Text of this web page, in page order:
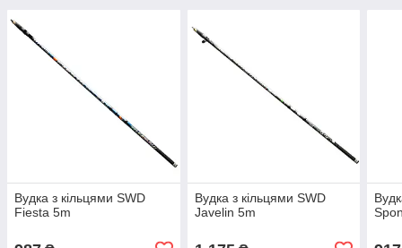
Вудка з кільцями SWD
Fiesta 5m
Вудка з кільцями SWD
Javelin 5m